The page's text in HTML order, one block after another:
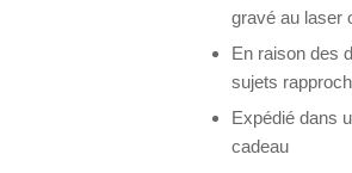
gravé au laser
En raison des
sujets
Expédié dans
cadeau